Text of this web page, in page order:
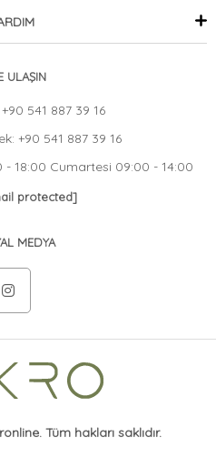
ULAŞIN
541 887 39 16
+90 541 887 39 16
18:00 Cumartesi 09:00 - 14:00
protected]
MEDYA
Tüm hakları saklıdır.